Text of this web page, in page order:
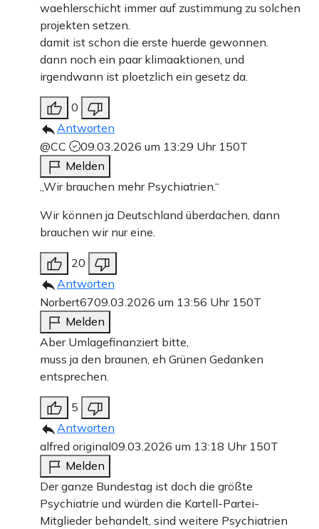
waehlerschicht immer auf zustimmung zu solchen
projekten setzen.
damit ist schon die erste huerde gewonnen.
dann noch ein paar klimaaktionen, und
irgendwann ist ploetzlich ein gesetz da.
0
Antworten
@CC
09.03.2026 um 13:29 Uhr 150T
Melden
„Wir brauchen mehr Psychiatrien.“
Wir können ja Deutschland überdachen, dann
brauchen wir nur eine.
20
Antworten
Norbert6709.03.2026 um 13:56 Uhr 150T
Melden
Aber Umlagefinanziert bitte,
muss ja den braunen, eh Grünen Gedanken
entsprechen.
5
Antworten
alfred original09.03.2026 um 13:18 Uhr 150T
Melden
Der ganze Bundestag ist doch die größte
Psychiatrie und würden die Kartell-Partei-
Mitglieder behandelt, sind weitere Psychiatrien